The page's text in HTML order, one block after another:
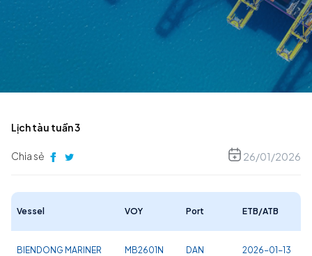
Lịch tàu tuần 3
Chia sẻ 26/01/2026
Vessel VOY Port ETB/ATB
BIENDONG MARINER MB2601N DAN 2026-01-13